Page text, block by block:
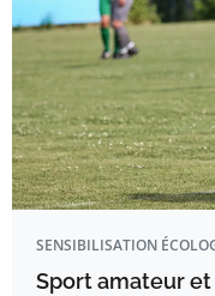
SENSIBILISATION
Sport amateur